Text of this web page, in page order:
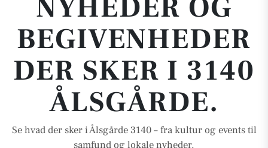
NYHEDER OG
BEGIVENHEDER
DER SKER I 3140
ÅLSGÅRDE.
Se hvad der sker i Ålsgårde 3140 – fra kultur og events til
samfund og lokale nyheder.